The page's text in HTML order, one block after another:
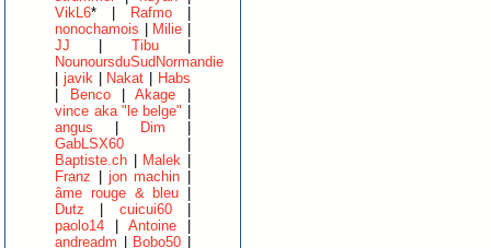
VikL6* | Rafmo|
nonochamois
Milie
JJ
Tibu|
NounoursduSudNormandie
|javik Nakat
Habs
Benco|Akage
vince aka "le belge"
angus
Dim
GabLSX60
Baptiste.ch
Malek
Franz
jon machin
âme rouge & bleu
Dutz
cuicui60|
paolo14
Antoine|
andreadm
Bobo50